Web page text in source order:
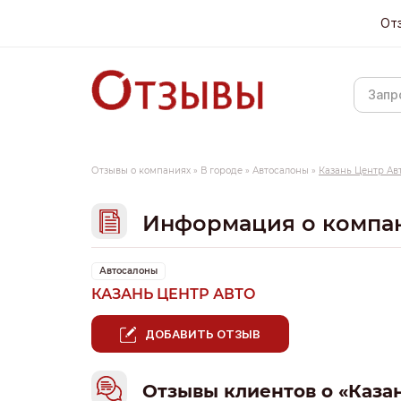
Отзывы о компаниях » В городе » Автосалоны » Казань Центр
Информация о
Автосалоны
КАЗАНЬ ЦЕНТР АВТО
ДОБАВИТЬ ОТЗЫВ
Отзывы клиентов о